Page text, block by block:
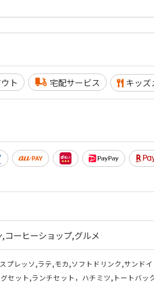
ト 宅配サービス キッズ
コーヒーショップ,グルメ
プレッソ,ラテ,モカ,ソフトドリンク,サンド
セット,ランチセット，ハチミツ,トートバッ